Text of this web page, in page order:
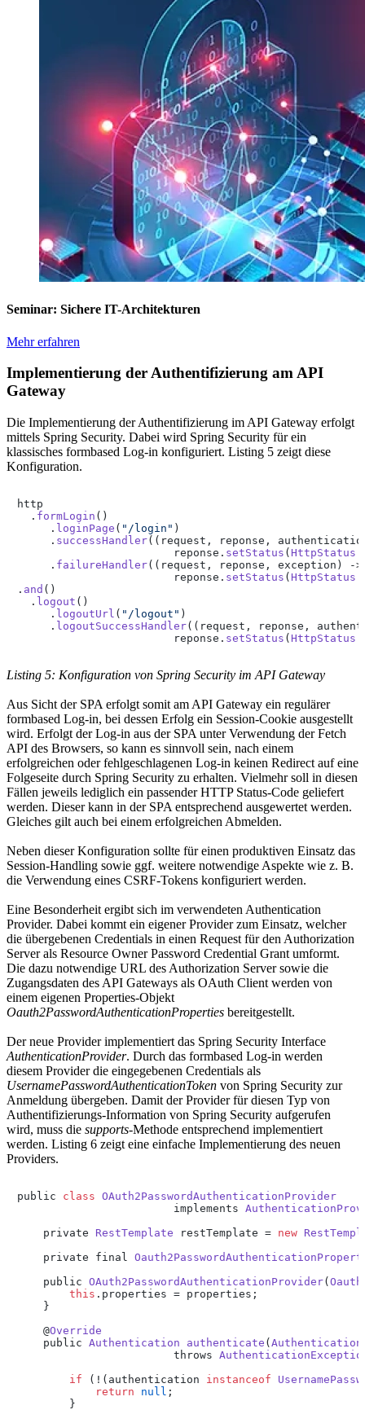
Seminar: Sichere IT-Architekturen
Mehr erfahren
Implementierung der Authentifizierung am API
Gateway
Die Implementierung der Authentifizierung im API Gateway erfolgt
mittels Spring Security. Dabei wird Spring Security für ein
klassisches formbased Log-in konfiguriert. Listing 5 zeigt diese
Konfiguration.
http
  .
formLogin ()
     .
loginPage ( "/login" )
     .
successHandler((request, reponse,
                        reponse.
setStatus ( HttpStatus
     .
failureHandler((request, reponse, exception) -
                        reponse.
setStatus ( HttpStatus
. and ()
  .
logout ()
     .
logoutUrl ( "/logout" )
     .
logoutSuccessHandler((request, reponse,
                        reponse.
setStatus ( HttpStatus
Listing 5: Konfiguration von Spring Security im API Gateway
Aus Sicht der SPA erfolgt somit am API Gateway ein regulärer
formbased Log-in, bei dessen Erfolg ein Session-Cookie ausgestellt
wird. Erfolgt der Log-in aus der SPA unter Verwendung der Fetch
API des Browsers, so kann es sinnvoll sein, nach einem
erfolgreichen oder fehlgeschlagenen Log-in keinen Redirect auf eine
Folgeseite durch Spring Security zu erhalten. Vielmehr soll in diesen
Fällen jeweils lediglich ein passender HTTP Status-Code geliefert
werden. Dieser kann in der SPA entsprechend ausgewertet werden.
Gleiches gilt auch bei einem erfolgreichen Abmelden.
Neben dieser Konfiguration sollte für einen produktiven Einsatz das
Session-Handling sowie ggf. weitere notwendige Aspekte wie z. B.
die Verwendung eines CSRF-Tokens konfiguriert werden.
Eine Besonderheit ergibt sich im verwendeten Authentication
Provider. Dabei kommt ein eigener Provider zum Einsatz, welcher
die übergebenen Credentials in einen Request für den Authorization
Server als Resource Owner Password Credential Grant umformt.
Die dazu notwendige URL des Authorization Server sowie die
Zugangsdaten des API Gateways als OAuth Client werden von
einem eigenen Properties-Objekt
Oauth2PasswordAuthenticationProperties bereitgestellt.
Der neue Provider implementiert das Spring Security Interface
AuthenticationProvider. Durch das formbased Log-in werden
diesem Provider die eingegebenen Credentials als
UsernamePasswordAuthenticationToken von Spring Security zur
Anmeldung übergeben. Damit der Provider für diesen Typ von
Authentifizierungs-Information von Spring Security aufgerufen
wird, muss die supports-Methode entsprechend implementiert
werden. Listing 6 zeigt eine einfache Implementierung des neuen
Providers.
public class OAuth2PasswordAuthenticationProvider
			implements
    private
RestTemplate restTemplate = new
    private final
    public
OAuth2PasswordAuthenticationProvider(
this . properties = properties;
    }
    @
Override
    public
Authentication authenticate ( Authentication
			throws
if (!(authentication instanceof
return
null ;
        }